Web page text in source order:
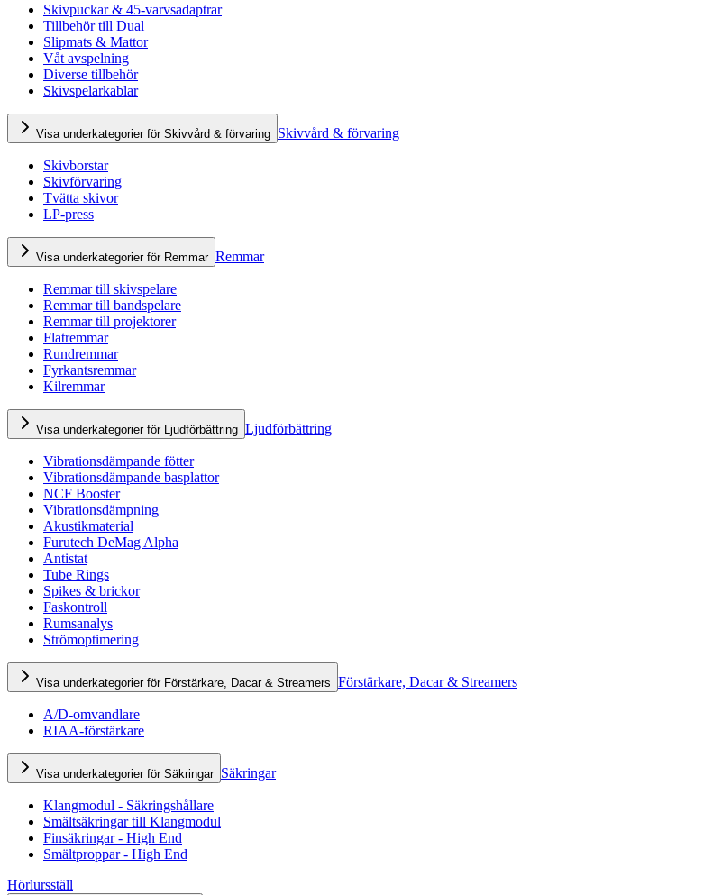
Skivpuckar & 45-varvsadaptrar
Tillbehör till Dual
Slipmats & Mattor
Våt avspelning
Diverse tillbehör
Skivspelarkablar
Visa underkategorier för Skivvård & förvaring Skivvård & förvaring
Skivborstar
Skivförvaring
Tvätta skivor
LP-press
Visa underkategorier för Remmar Remmar
Remmar till skivspelare
Remmar till bandspelare
Remmar till projektorer
Flatremmar
Rundremmar
Fyrkantsremmar
Kilremmar
Visa underkategorier för Ljudförbättring Ljudförbättring
Vibrationsdämpande fötter
Vibrationsdämpande basplattor
NCF Booster
Vibrationsdämpning
Akustikmaterial
Furutech DeMag Alpha
Antistat
Tube Rings
Spikes & brickor
Faskontroll
Rumsanalys
Strömoptimering
Visa underkategorier för Förstärkare, Dacar & Streamers Förstärkare, Dacar & Streamers
A/D-omvandlare
RIAA-förstärkare
Visa underkategorier för Säkringar Säkringar
Klangmodul - Säkringshållare
Smältsäkringar till Klangmodul
Finsäkringar - High End
Smältproppar - High End
Hörlursställ